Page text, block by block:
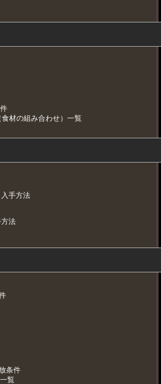
材の組み合わせ）一覧
手方法
法
条件
覧